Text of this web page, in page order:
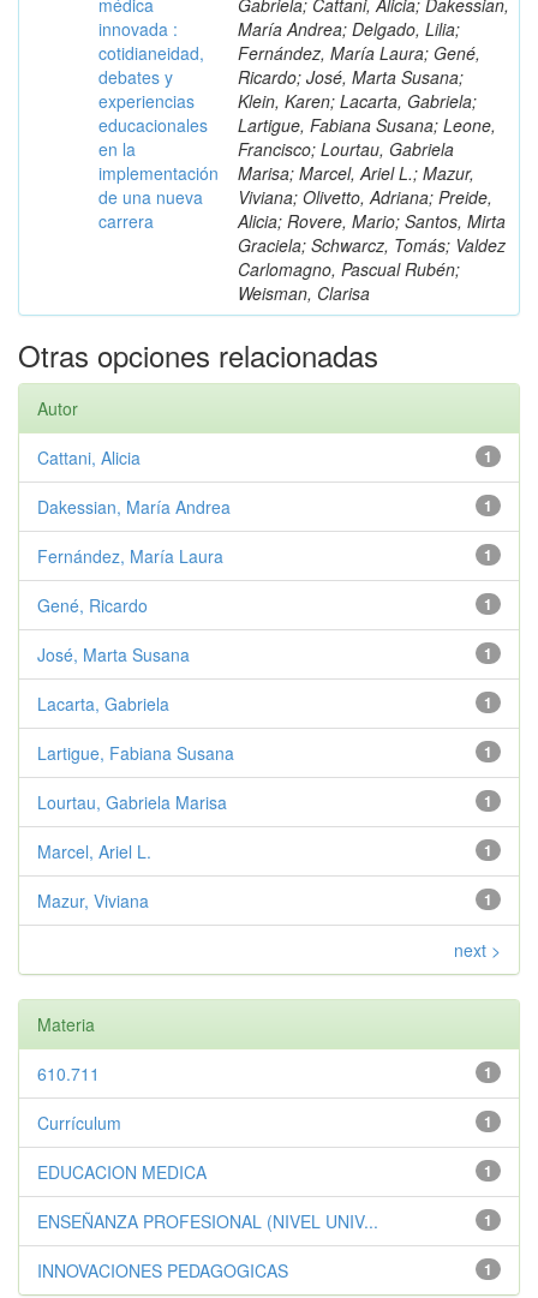
médica
innovada :
cotidianeidad,
debates y
experiencias
educacionales
en la
implementación
de una nueva
carrera
Gabriela; Cattani, Alicia; Dakessian,
María Andrea; Delgado, Lilia;
Fernández, María Laura; Gené,
Ricardo; José, Marta Susana;
Klein, Karen; Lacarta, Gabriela;
Lartigue, Fabiana Susana; Leone,
Francisco; Lourtau, Gabriela
Marisa; Marcel, Ariel L.; Mazur,
Viviana; Olivetto, Adriana; Preide,
Alicia; Rovere, Mario; Santos, Mirta
Graciela; Schwarcz, Tomás; Valdez
Carlomagno, Pascual Rubén;
Weisman, Clarisa
Otras opciones relacionadas
Autor
1
Cattani, Alicia
1
Dakessian, María Andrea
1
Fernández, María Laura
1
Gené, Ricardo
1
José, Marta Susana
1
Lacarta, Gabriela
1
Lartigue, Fabiana Susana
1
Lourtau, Gabriela Marisa
1
Marcel, Ariel L.
1
Mazur, Viviana
next >
Materia
1
610.711
1
Currículum
1
EDUCACION MEDICA
1
ENSEÑANZA PROFESIONAL (NIVEL UNIV...
1
INNOVACIONES PEDAGOGICAS